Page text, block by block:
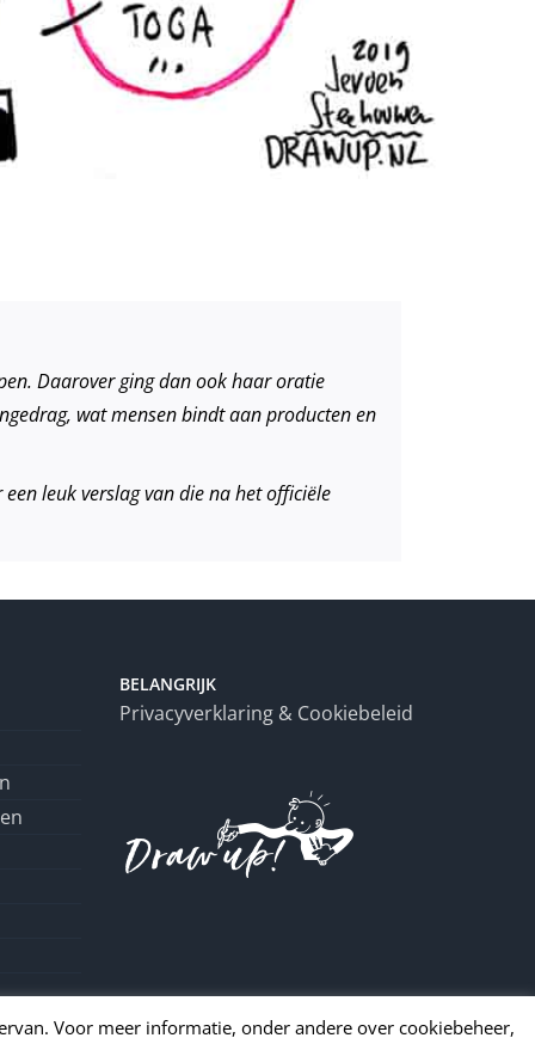
Daarover ging dan ook haar oratie
wat mensen bindt aan producten en
leuk verslag van die na het officiële
BELANGRIJK
Privacyverklaring & Cookiebeleid
Voor meer informatie, onder andere over cookiebeheer,